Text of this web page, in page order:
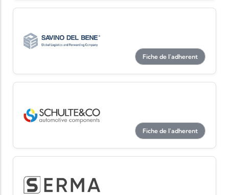
Fiche de l'adherent
Fiche de l'adherent